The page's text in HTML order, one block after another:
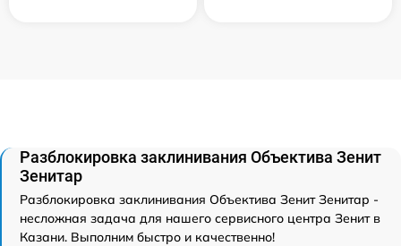
Разблокировка заклинивания Объектива Зенит
Зенитар
Разблокировка заклинивания Объектива Зенит Зенитар -
несложная задача для нашего сервисного центра Зенит в
Казани. Выполним быстро и качественно!